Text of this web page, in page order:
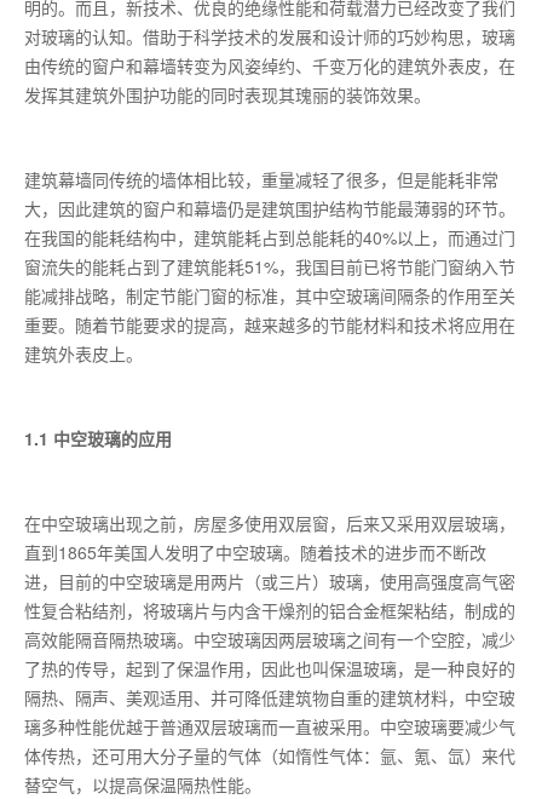
明的。而且，新技术、优良的绝缘性能和荷载潜力已经改变了我们
对玻璃的认知。借助于科学技术的发展和设计师的巧妙构思，玻璃
由传统的窗户和幕墙转变为风姿绰约、千变万化的建筑外表皮，在
发挥其建筑外围护功能的同时表现其瑰丽的装饰效果。
建筑幕墙同传统的墙体相比较，重量减轻了很多，但是能耗非常
大，因此建筑的窗户和幕墙仍是建筑围护结构节能最薄弱的环节。
在我国的能耗结构中，建筑能耗占到总能耗的40%以上，而通过门
窗流失的能耗占到了建筑能耗51%，我国目前已将节能门窗纳入节
能减排战略，制定节能门窗的标准，其中空玻璃间隔条的作用至关
重要。随着节能要求的提高，越来越多的节能材料和技术将应用在
建筑外表皮上。
1.1 中空玻璃的应用
在中空玻璃出现之前，房屋多使用双层窗，后来又采用双层玻璃，
直到1865年美国人发明了中空玻璃。随着技术的进步而不断改
进，目前的中空玻璃是用两片（或三片）玻璃，使用高强度高气密
性复合粘结剂，将玻璃片与内含干燥剂的铝合金框架粘结，制成的
高效能隔音隔热玻璃。中空玻璃因两层玻璃之间有一个空腔，减少
了热的传导，起到了保温作用，因此也叫保温玻璃，是一种良好的
隔热、隔声、美观适用、并可降低建筑物自重的建筑材料，中空玻
璃多种性能优越于普通双层玻璃而一直被采用。中空玻璃要减少气
体传热，还可用大分子量的气体（如惰性气体：氩、氪、氙）来代
替空气，以提高保温隔热性能。